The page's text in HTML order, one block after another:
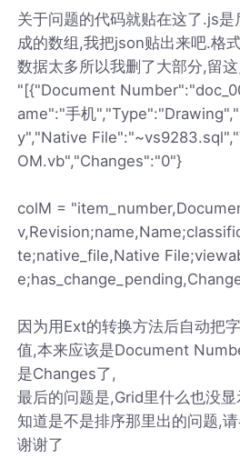
关于问题的代码就贴在这了.js
成的数组,我把json贴出来吧.格
数据太多所以我删了大部分,留
"[{"Document
ame":"手机
y","Native
OM.vb","Changes":"0"}
colM =
te;native_file,Native
因为用Ext的转换方法后自动把
值,本来应该是Document
是Changes了,
最后的问题是,Grid里什么也没
知道是不是排序那里出的问题,
谢谢了